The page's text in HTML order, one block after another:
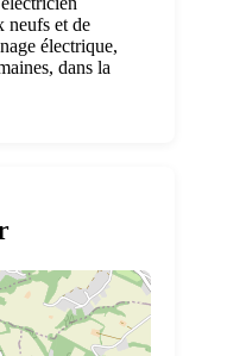
neufs et de
électrique,
dans la